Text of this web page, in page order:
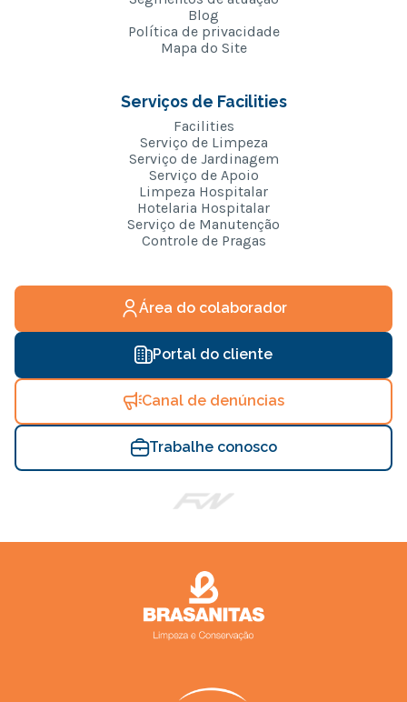
Blog
Política de privacidade
Mapa do Site
Serviços de Facilities
Facilities
Serviço de Limpeza
Serviço de Jardinagem
Serviço de Apoio
Limpeza Hospitalar
Hotelaria Hospitalar
Serviço de Manutenção
Controle de Pragas
Área do colaborador
Portal do cliente
Canal de denúncias
Trabalhe conosco